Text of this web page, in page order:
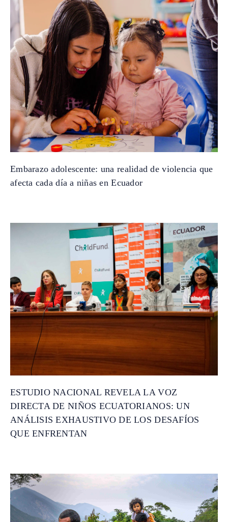
Embarazo adolescente: una realidad de violencia que
afecta cada día a niñas en Ecuador
ESTUDIO NACIONAL REVELA LA VOZ
DIRECTA DE NIÑOS ECUATORIANOS: UN
ANÁLISIS EXHAUSTIVO DE LOS DESAFÍOS
QUE ENFRENTAN